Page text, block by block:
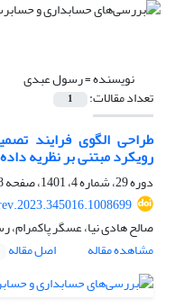
نویسنده =رسول عبدی
تعداد مقالات: 1
طراحی الگوی فرایند
رویکرد مبتنی بر نظریه
دوره 29، شماره 4، 1401، صفحه
صالح هادی نیا، عسگر
مشاهده مقاله
اصل مقاله